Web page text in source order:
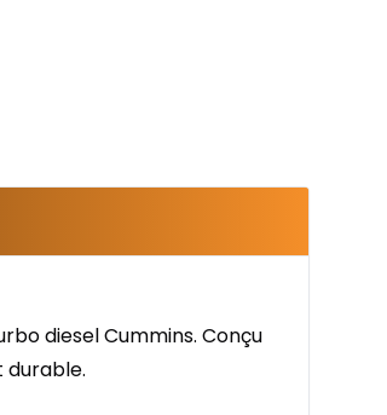
diesel Cummins. Conçu
durable.